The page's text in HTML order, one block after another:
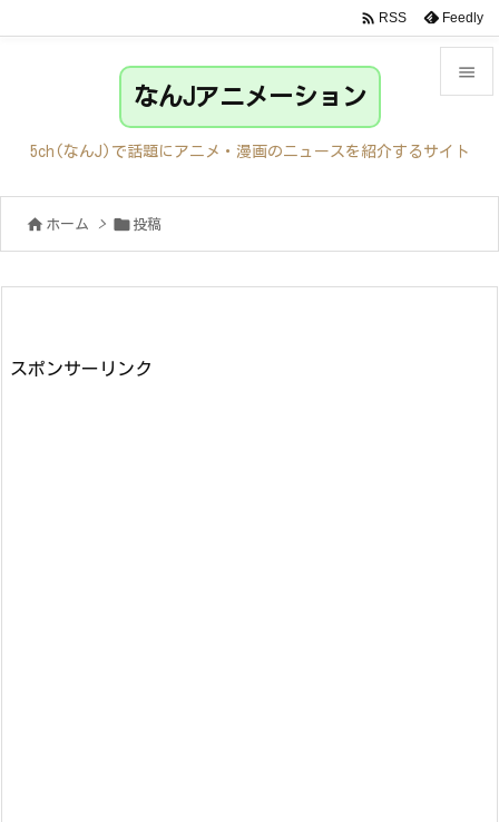

サイド
前へ

 RSS Feedly
なんJアニメーション
5ch(なんJ)で話題にアニメ・漫画のニュースを紹介するサイト
 ホーム >  投稿
スポンサーリンク